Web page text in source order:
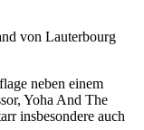
von Lauterbourg
neben einem
Yoha And The
insbesondere auch